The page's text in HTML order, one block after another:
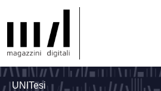
UNITesi